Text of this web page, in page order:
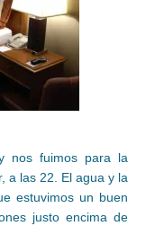
nos fuimos para la
a las 22. El agua y la
estuvimos un buen
justo encima de